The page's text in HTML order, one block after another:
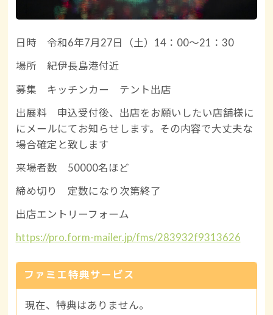
日時 令和6年7月27日（土）14：00～21：30
場所 紀伊長島港付近
募集 キッチンカー テント出店
出展料 申込受付後、出店をお願いしたい店舗様に
にメールにてお知らせします。その内容で大丈夫な
場合確定と致します
来場者数 50000名ほど
締め切り 定数になり次第終了
出店エントリーフォーム
https://pro.form-mailer.jp/fms/283932f9313626
ファミエ特典サービス
現在、特典はありません。